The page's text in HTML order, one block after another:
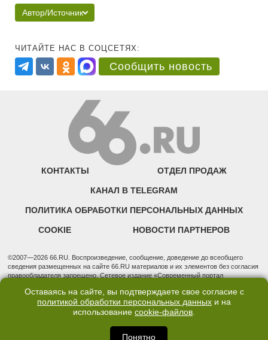
Автор/Источник
ЧИТАЙТЕ НАС В СОЦСЕТЯХ:
Сообщить новость
КОНТАКТЫ ОТДЕЛ ПРОДАЖ
КАНАЛ В TELEGRAM
ПОЛИТИКА ОБРАБОТКИ ПЕРСОНАЛЬНЫХ ДАННЫХ
COOKIE НОВОСТИ ПАРТНЕРОВ
©2007—2026 66.RU. Воспроизведение, сообщение, доведение до всеобщего
сведения размещенных на сайте 66.RU материалов и их элементов без согласия
правообладателя запрещено. Сетевое издание «Современный портал
надзору в сфере связи, информационных технологий и массовых коммуникаций
(Роскомнадзор). Регистрационный номер ЭЛ № ФС 77 - 76634 от 02.09.2019
Учредитель: Общество с ограниченной ответственностью "66.ру". Юридический
3, оф. 7015 Фактический адрес редакции и отдела продаж: 620014, Свердловская
обл., г. Екатеринбург, ул. Бориса Ельцина, д. 3, оф. 7015, +7 (343) 288-50-66
Оставаясь на сайте, вы подтверждаете свое согласие с
политикой обработки персональных данных и на
использование cookie-файлов.
Понятно